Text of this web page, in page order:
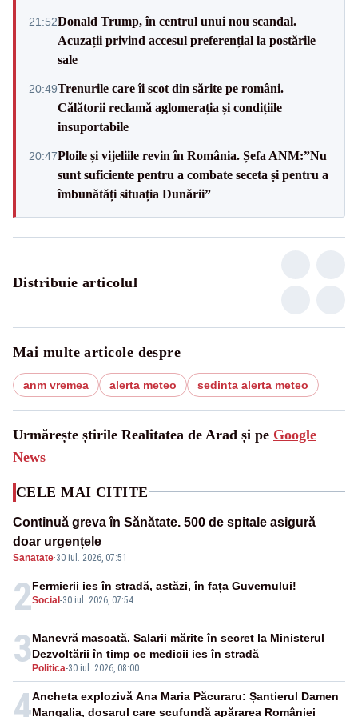
21:52Donald Trump, în centrul unui nou scandal.
Acuzații privind accesul preferențial la postările
sale
20:49Trenurile care îi scot din sărite pe români.
Călătorii reclamă aglomerația și condițiile
insuportabile
20:47Ploile și vijeliile revin în România. Șefa ANM:”Nu
sunt suficiente pentru a combate seceta și pentru a
îmbunătăți situația Dunării”
Distribuie articolul
Mai multe articole despre
anm vremea alerta meteo sedinta alerta meteo
Urmărește știrile Realitatea de Arad și pe Google
News
CELE MAI CITITE
1
Continuă greva în Sănătate. 500 de spitale asigură
doar urgențele
Sanatate·30 iul. 2026, 07:51
2Social-30 iul. 2026, 07:54
Fermierii ies în stradă, astăzi, în fața Guvernului!
3Politica-30 iul. 2026, 08:00
Manevră mascată. Salarii mărite în secret la Ministerul
Dezvoltării în timp ce medicii ies în stradă
4Ancheta explozivă Ana Maria Păcuraru: Șantierul Damen
Mangalia, dosarul care scufundă apărarea României